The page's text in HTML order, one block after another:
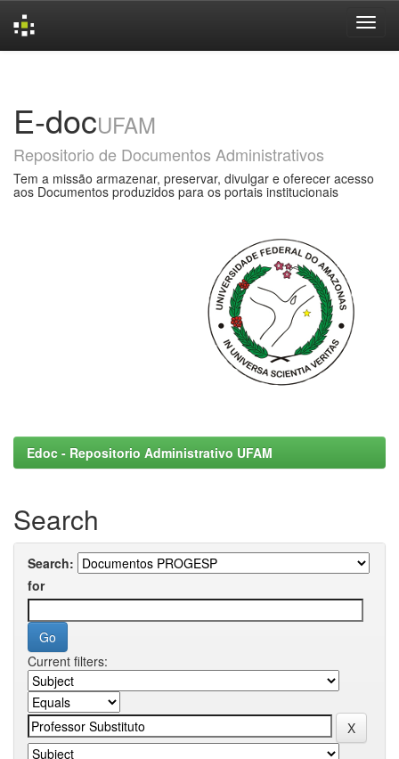
E-docUFAM
Repositorio de Documentos Administrativos
Tem a missão armazenar, preservar, divulgar e oferecer acesso
aos Documentos produzidos para os portais institucionais
Edoc - Repositorio Administrativo UFAM
Search
Search:
for
Current filters: